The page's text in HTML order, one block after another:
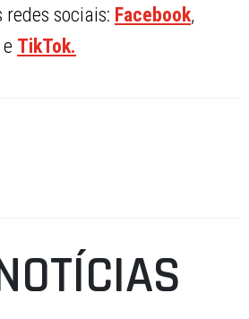
redes sociais: Facebook,
e TikTok.